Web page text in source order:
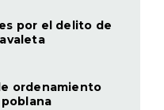
por el delito de
ordenamiento